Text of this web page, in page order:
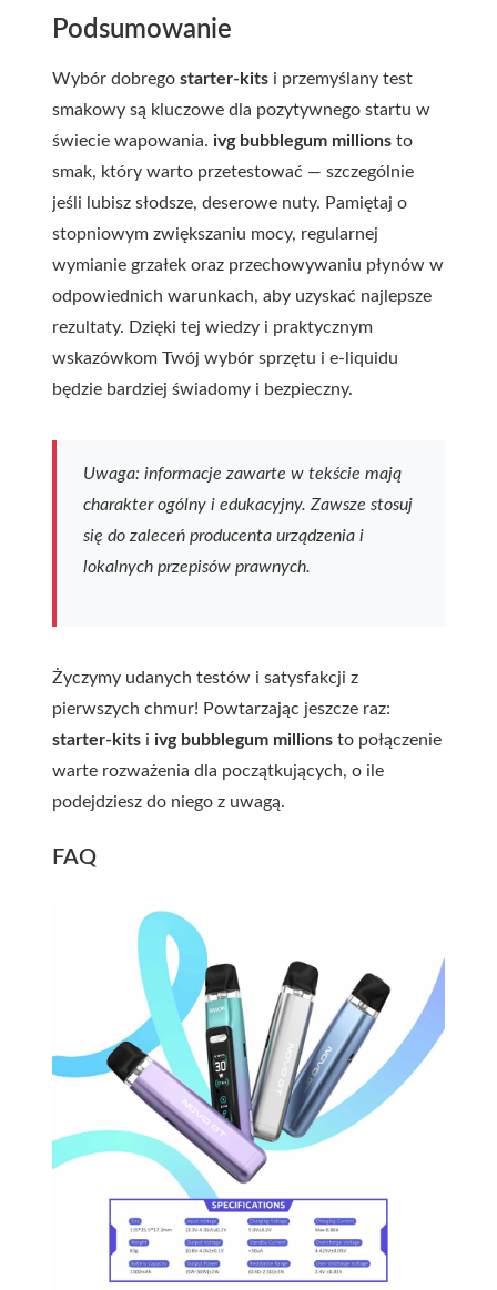
Podsumowanie
Wybór dobrego starter-kits i przemyślany test
smakowy są kluczowe dla pozytywnego startu w
świecie wapowania. ivg bubblegum millions to
smak, który warto przetestować — szczególnie
jeśli lubisz słodsze, deserowe nuty. Pamiętaj o
stopniowym zwiększaniu mocy, regularnej
wymianie grzałek oraz przechowywaniu płynów w
odpowiednich warunkach, aby uzyskać najlepsze
rezultaty. Dzięki tej wiedzy i praktycznym
wskazówkom Twój wybór sprzętu i e-liquidu
będzie bardziej świadomy i bezpieczny.
Uwaga: informacje zawarte w tekście mają
charakter ogólny i edukacyjny. Zawsze stosuj
się do zaleceń producenta urządzenia i
lokalnych przepisów prawnych.
Życzymy udanych testów i satysfakcji z
pierwszych chmur! Powtarzając jeszcze raz:
starter-kits i ivg bubblegum millions to połączenie
warte rozważenia dla początkujących, o ile
podejdziesz do niego z uwagą.
FAQ